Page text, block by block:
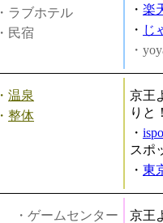
・ラブホテル
・民宿
・ 楽
・ じ
・
・ 温泉
・ 整体
京王
りと
・
スポ
・ 東
・ゲームセンター
京王